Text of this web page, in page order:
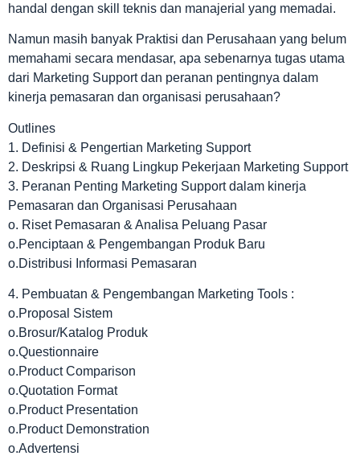
handal dengan skill teknis dan manajerial yang memadai.
Namun masih banyak Praktisi dan Perusahaan yang belum
memahami secara mendasar, apa sebenarnya tugas utama
dari Marketing Support dan peranan pentingnya dalam
kinerja pemasaran dan organisasi perusahaan?
Outlines
1. Definisi & Pengertian Marketing Support
2. Deskripsi & Ruang Lingkup Pekerjaan Marketing Support
3. Peranan Penting Marketing Support dalam kinerja
Pemasaran dan Organisasi Perusahaan
o. Riset Pemasaran & Analisa Peluang Pasar
o.Penciptaan & Pengembangan Produk Baru
o.Distribusi Informasi Pemasaran
4. Pembuatan & Pengembangan Marketing Tools :
o.Proposal Sistem
o.Brosur/Katalog Produk
o.Questionnaire
o.Product Comparison
o.Quotation Format
o.Product Presentation
o.Product Demonstration
o.Advertensi